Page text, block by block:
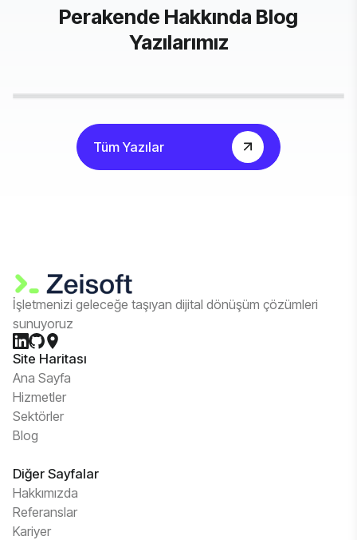
Perakende Hakkında Blog
Yazılarımız
Tüm Yazılar
İşletmenizi geleceğe taşıyan dijital dönüşüm çözümleri
sunuyoruz
Site Haritası
Ana Sayfa
Hizmetler
Sektörler
Blog
Diğer Sayfalar
Hakkımızda
Referanslar
Kariyer